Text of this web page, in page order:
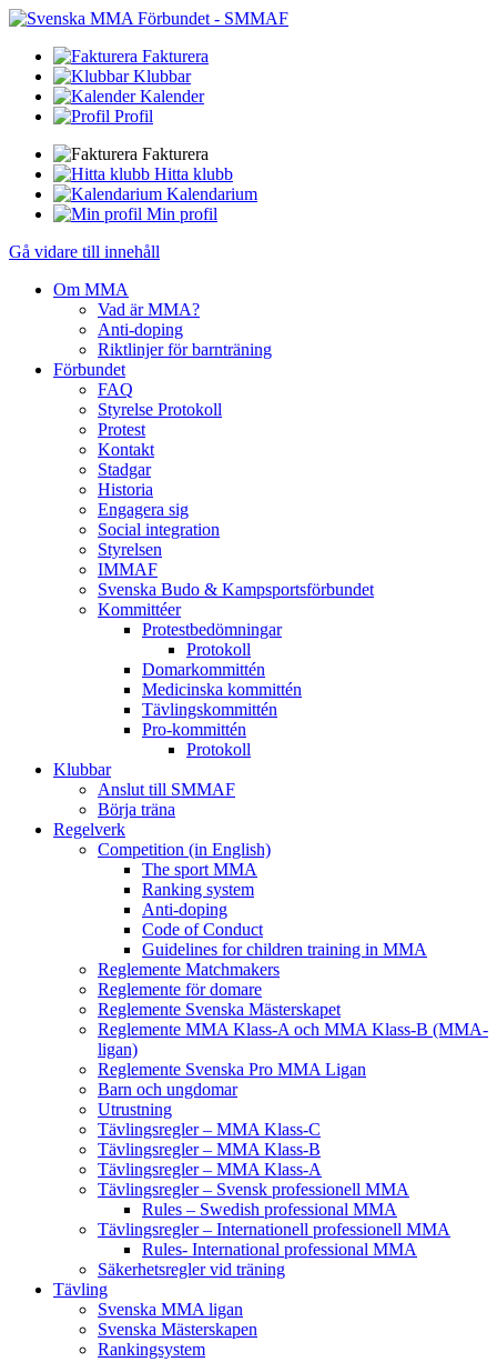
Fakturera
Klubbar
Kalender
Profil
Fakturera
Hitta klubb
Kalendarium
Min profil
Gå vidare till innehåll
Om MMA
Vad är MMA?
Anti-doping
Riktlinjer för barnträning
Förbundet
FAQ
Styrelse Protokoll
Protest
Kontakt
Stadgar
Historia
Engagera sig
Social integration
Styrelsen
IMMAF
Svenska Budo & Kampsportsförbundet
Kommittéer
Protestbedömningar
Protokoll
Domarkommittén
Medicinska kommittén
Tävlingskommittén
Pro-kommittén
Protokoll
Klubbar
Anslut till SMMAF
Börja träna
Regelverk
Competition (in English)
The sport MMA
Ranking system
Anti-doping
Code of Conduct
Guidelines for children training in MMA
Reglemente Matchmakers
Reglemente för domare
Reglemente Svenska Mästerskapet
Reglemente MMA Klass-A och MMA Klass-B (MMA-
ligan)
Reglemente Svenska Pro MMA Ligan
Barn och ungdomar
Utrustning
Tävlingsregler – MMA Klass-C
Tävlingsregler – MMA Klass-B
Tävlingsregler – MMA Klass-A
Tävlingsregler – Svensk professionell MMA
Rules – Swedish professional MMA
Tävlingsregler – Internationell professionell MMA
Rules- International professional MMA
Säkerhetsregler vid träning
Tävling
Svenska MMA ligan
Svenska Mästerskapen
Rankingsystem